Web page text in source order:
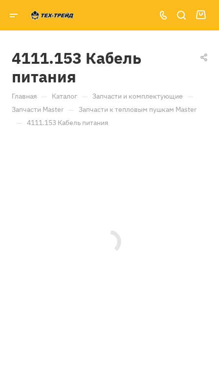
4111.153 Кабель
питания
Главная — Каталог — Запчасти и комплектующие —
Запчасти Master — Запчасти к тепловым пушкам Master
— 4111.153 Кабель питания